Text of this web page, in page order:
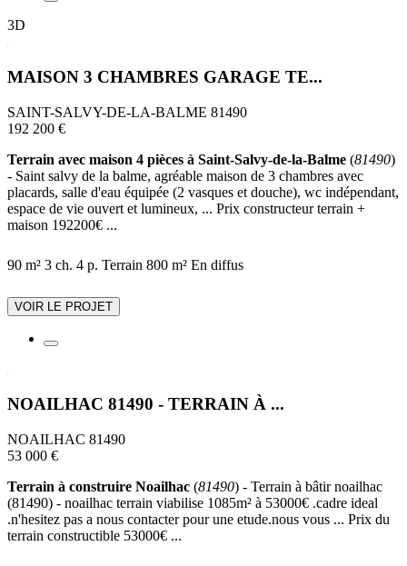
3D
MAISON 3 CHAMBRES GARAGE TE...
SAINT-SALVY-DE-LA-BALME 81490
192 200 €
Terrain avec maison 4 pièces à Saint-Salvy-de-la-Balme (81490)
- Saint salvy de la balme, agréable maison de 3 chambres avec
placards, salle d'eau équipée (2 vasques et douche), wc indépendant,
espace de vie ouvert et lumineux, ... Prix constructeur terrain +
maison 192200€ ...
90 m² 3 ch. 4 p. Terrain 800 m² En diffus
VOIR LE PROJET
NOAILHAC 81490 - TERRAIN À ...
NOAILHAC 81490
53 000 €
Terrain à construire Noailhac (81490) - Terrain à bâtir noailhac
(81490) - noailhac terrain viabilise 1085m² à 53000€ .cadre ideal
.n'hesitez pas a nous contacter pour une etude.nous vous ... Prix du
terrain constructible 53000€ ...